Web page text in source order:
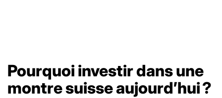
Pourquoi investir dans une
montre suisse aujourd’hui ?